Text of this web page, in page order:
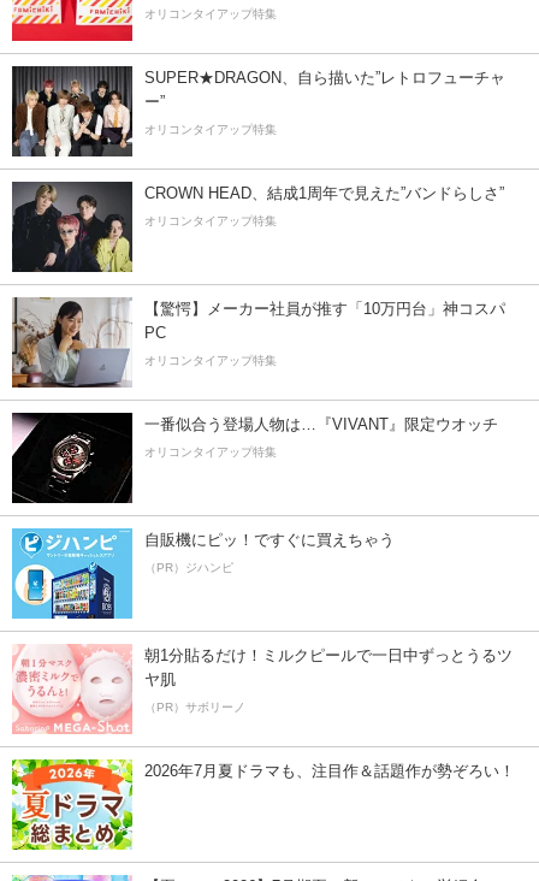
オリコンタイアップ特集
SUPER★DRAGON、自ら描いた”レトロフューチャ
ー”
オリコンタイアップ特集
CROWN HEAD、結成1周年で見えた”バンドらしさ”
オリコンタイアップ特集
【驚愕】メーカー社員が推す「10万円台」神コスパ
PC
オリコンタイアップ特集
一番似合う登場人物は…『VIVANT』限定ウオッチ
オリコンタイアップ特集
自販機にピッ！ですぐに買えちゃう
（PR）ジハンピ
朝1分貼るだけ！ミルクピールで一日中ずっとうるツ
ヤ肌
（PR）サボリーノ
2026年7月夏ドラマも、注目作＆話題作が勢ぞろい！